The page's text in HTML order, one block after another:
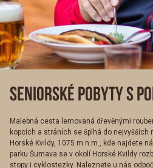
SENIORSKÉ POBYTY S
Malebná cesta lemovaná dřevěnými
kopcích a stráních se šplhá do nejvyšších
Horské Kvildy, 1075 m n.m., kde najdete
parku Šumava se v okolí Horské Kvildy
stopy i cyklostezky. Naleznete u nás